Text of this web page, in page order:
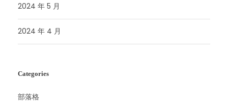
2024 年 5 月
2024 年 4 月
Categories
部落格